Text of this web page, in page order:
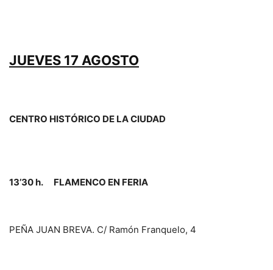
JUEVES 17 AGOSTO
CENTRO HISTÓRICO DE LA CIUDAD
13’30 h. FLAMENCO EN FERIA
PEÑA JUAN BREVA. C/ Ramón Franquelo, 4